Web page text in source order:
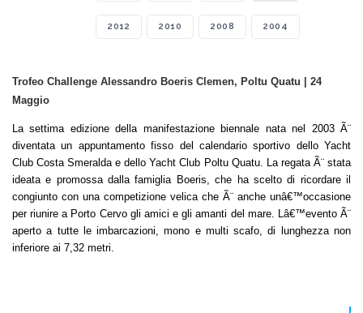
2012 2010 2008 2004
Trofeo Challenge Alessandro Boeris Clemen, Poltu Quatu | 24
Maggio
La settima edizione della manifestazione biennale nata nel 2003 Ã¨
diventata un appuntamento fisso del calendario sportivo dello Yacht
Club Costa Smeralda e dello Yacht Club Poltu Quatu. La regata Ã¨ stata
ideata e promossa dalla famiglia Boeris, che ha scelto di ricordare il
congiunto con una competizione velica che Ã¨ anche unâ€™occasione
per riunire a Porto Cervo gli amici e gli amanti del mare. Lâ€™evento Ã¨
aperto a tutte le imbarcazioni, mono e multi scafo, di lunghezza non
inferiore ai 7,32 metri.